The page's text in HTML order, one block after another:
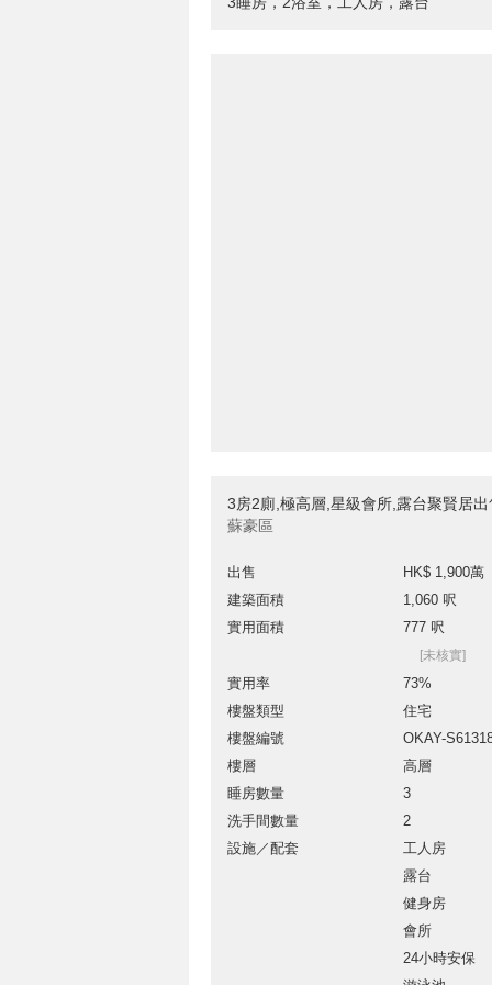
3房2廁,極高層,星級會所,露台聚賢居
蘇豪區
出售
HK$ 1,900萬
建築面積
1,060 呎
實用面積
777 呎
[未核實]
實用率
73%
樓盤類型
住宅
樓盤編號
OKAY-
樓層
高層
睡房數量
3
洗手間數量
2
設施／配套
工人房
露台
健身房
會所
24小時安保